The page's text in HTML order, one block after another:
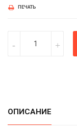
ПЕЧАТЬ
ОПИСАНИЕ